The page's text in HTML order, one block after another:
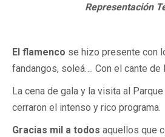
Representación
El flamenco se hizo presente con
fandangos, soleá…. Con el cante de
La cena de gala y la visita al
cerraron el intenso y rico programa.
Gracias mil a todos aquellos que